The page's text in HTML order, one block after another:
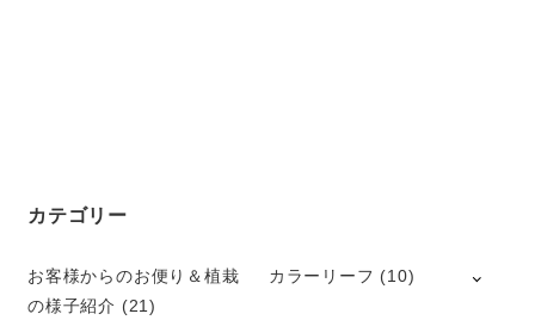
カテゴリー
お客様からのお便り＆植栽
の様子紹介 (21)
カラーリーフ (10)